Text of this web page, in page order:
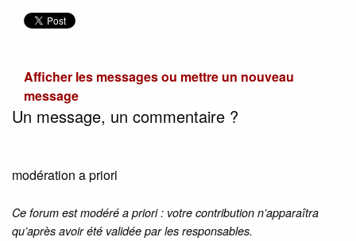
Afficher les messages ou mettre un nouveau
message
Un message, un commentaire ?
modération a priori
Ce forum est modéré a priori : votre contribution n’apparaîtra
qu’après avoir été validée par les responsables.